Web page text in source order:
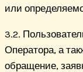
или
3.2.
Оператора, а
обращение,